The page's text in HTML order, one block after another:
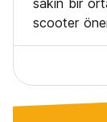
sakin bir
scooter